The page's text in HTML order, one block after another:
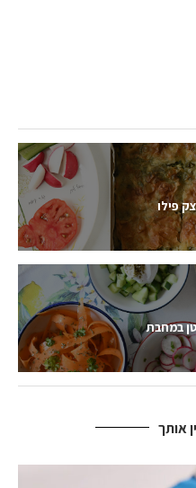
פילו
במחבת
אותך